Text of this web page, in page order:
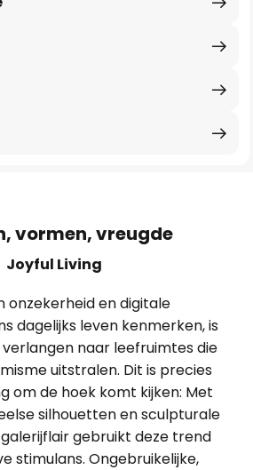
vormen, vreugde
Joyful Living
onzekerheid en digitale
dagelijks leven kenmerken, is
naar leefruimtes die
uitstralen. Dit is precies
om de hoek komt kijken: Met
silhouetten en sculpturale
gebruikt deze trend
stimulans. Ongebruikelijke,